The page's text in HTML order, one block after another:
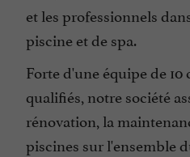
et les professionnels
piscine et de spa.
Forte d'une équipe de
qualifiés, notre société
rénovation, la
piscines sur l'ensemble